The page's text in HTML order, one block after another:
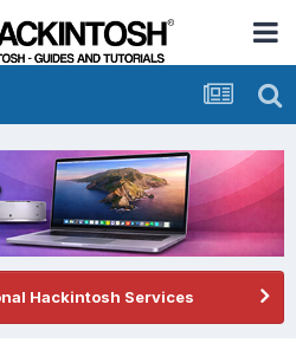
Hackintosh Services